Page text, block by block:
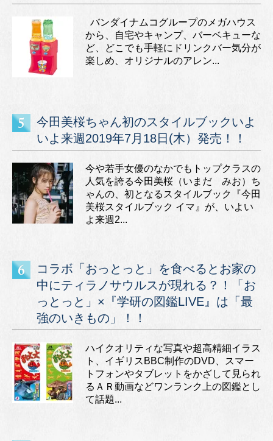
バンダイナムコグループのメガハウス
から、自宅やキャンプ、バーベキューな
ど、どこでも手軽にドリンクバー気分が
楽しめ、オリジナルのアレン...
今田美桜ちゃん初のスタイルブックいよ
いよ来週2019年7月18日(木）発売！！
今や若手女優のなかでもトップクラスの
人気を誇る今田美桜（いまだ みお）ち
ゃんの、初となるスタイルブック『今田
美桜スタイルブック イマ』が、いよい
よ来週2...
コラボ「おっとっと」を食べるとお家の
中にティラノサウルスが現れる？！「お
っとっと」×『学研の図鑑LIVE』は「最
強のいきもの」！！
ハイクオリティな写真や超高精細イラス
ト、イギリスBBC制作のDVD、スマー
トフォンやタブレットをかざして見られ
るＡＲ動画などワンランク上の図鑑とし
て話題...